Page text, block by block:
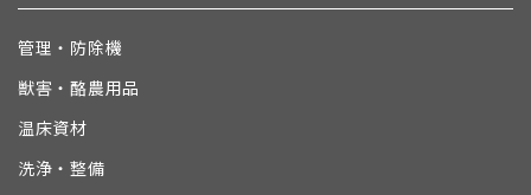
管理・防除機
獣害・酪農用品
温床資材
洗浄・整備